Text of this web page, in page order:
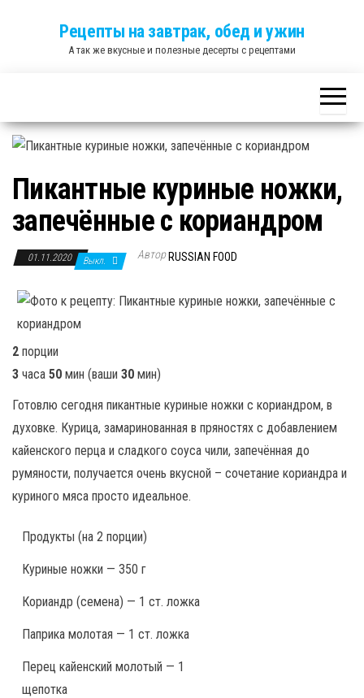
Рецепты на завтрак, обед и ужин
А так же вкусные и полезные десерты с рецептами
Пикантные куриные ножки,
запечённые с кориандром
01.11.2020 Выкл. Автор RUSSIAN FOOD
2 порции
3 часа 50 мин (ваши 30 мин)
Готовлю сегодня пикантные куриные ножки с кориандром, в
духовке. Курица, замаринованная в пряностях с добавлением
кайенского перца и сладкого соуса чили, запечённая до
румяности, получается очень вкусной – сочетание кориандра и
куриного мяса просто идеальное.
Продукты (на 2 порции)
Куриные ножки — 350 г
Кориандр (семена) — 1 ст. ложка
Паприка молотая — 1 ст. ложка
Перец кайенский молотый — 1
щепотка